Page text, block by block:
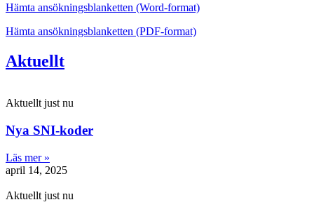
Hämta ansökningsblanketten (Word-format)
Hämta ansökningsblanketten (PDF-format)
Aktuellt
Aktuellt just nu
Nya SNI-koder
Läs mer »
april 14, 2025
Aktuellt just nu